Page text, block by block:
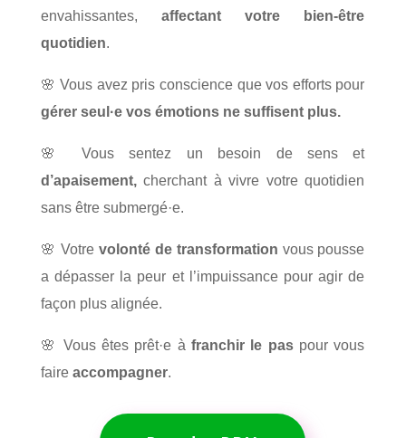
envahissantes,affectant votre bien-être
quotidien.
🌸 Vous avez pris conscience que vos efforts pour
gérer seul·e vos émotions ne suffisent plus.
🌸 Vous sentez un besoin de sens et
d’apaisement,cherchant à vivre votre quotidien
sans être submergé·e.
🌸 Votre volonté de transformation vous pousse
a dépasser la peur et l’impuissance pour agir de
façon plus alignée.
🌸 Vous êtes prêt·e à franchir le paspour vous
faire accompagner.